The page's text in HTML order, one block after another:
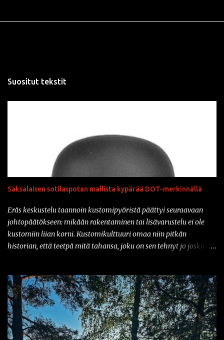
Suositut tekstit
Saksalaisen sotilaspotan mallista kypärää DOT-merkinnällä
Eräs keskustelu taannoin kustomipyöristä päättyi seuraavaan
johtopäätökseen: mikään rakentaminen tai lisävarustelu ei ole
kustomiin liian korni. Kustomikulttuuri omaa niin pitkän
historian, että teetpä mitä tahansa, joku on sen tehnyt jo joskus
parin vuoden sisään nähtyä mm. prätkäliivi, mikä oli päällystetty
kokonaan kaljatölkin avausklipsuilla ja muuta vastaavaa.
Natsikypärä on ollut varsinkin sarjakuvissa ja pilapiirroksissa
varsin tyypillinen päähine klisheisillä moottoripyöräkerholaisilla.
Suomessa sotilaspotassa ajaminen ei kuitenkaan ole ollut